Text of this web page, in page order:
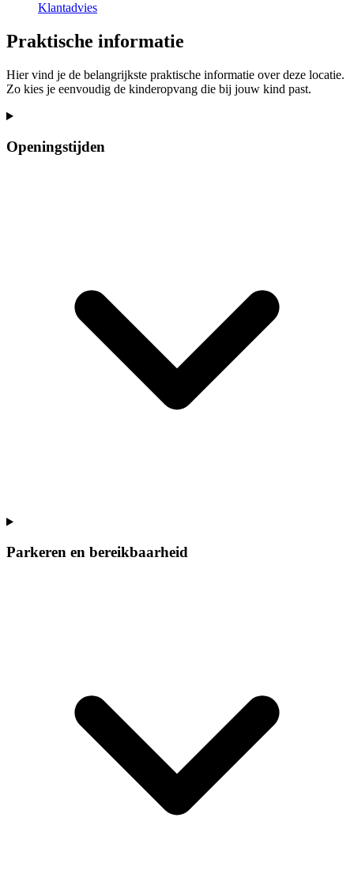
Klantadvies
Praktische informatie
Hier vind je de belangrijkste praktische informatie over deze locatie.
Zo kies je eenvoudig de kinderopvang die bij jouw kind past.
Openingstijden
Parkeren en bereikbaarheid